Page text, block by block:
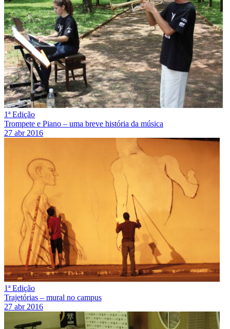
1ª Edição
Trompete e Piano – uma breve história da música
27 abr 2016
1ª Edição
Trajetórias – mural no campus
27 abr 2016